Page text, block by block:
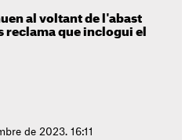
al voltant de l'abast
reclama que inclogui el
de 2023. 16:11